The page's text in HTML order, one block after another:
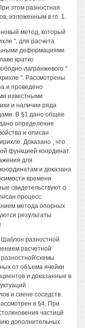
этом разностная
изложенным в гл. 1.
метод, который
", для расчета
деформациями
кратко
лагранжевого "
". Рассмотрены
и проведено
известными
и наличии ряда
В §1 дано общее
определение
и описан
Доказано , что
функцией координат
для
и доказана
времени
свидетельствуют о
процесс
метода опорных
результаты
Шаблон разностной
расчетной
от объема ячейки
и доказанные в
и сиене соседств.
в §4. При
частицй
дополнительных